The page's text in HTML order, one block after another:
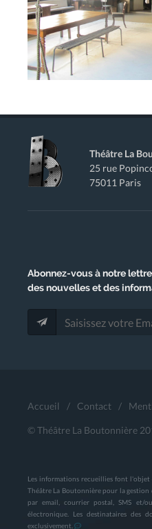
Théâtre La
25 rue
75011 Paris
Abonnez-vousà notre
des nouvelles et des
Accueil / Contact /
© Théâtre La Boutonnière
Les informations recueillies font
Théâtre La Boutonnière pour la
par email, courrier postal, SMS et/
électronique. Les destinataires des
exclusivement.